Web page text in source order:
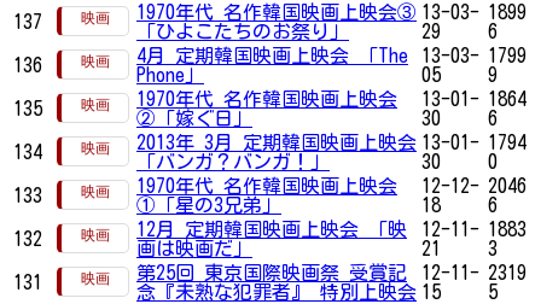
137
1970年代 名作韓国映画上映会③
「ひよこたちのお祭り」
13-03-
29
1899
6
136
4月 定期韓国映画上映会 「The
Phone」
13-03-
05
1799
9
135
1970年代 名作韓国映画上映会
②「嫁ぐ日」
13-01-
30
1864
6
134
2013年 3月 定期韓国映画上映会
「バンガ？バンガ！」
13-01-
30
1794
0
133
1970年代 名作韓国映画上映会
①「星の3兄弟」
12-12-
18
2046
6
132
12月 定期韓国映画上映会 「映
画は映画だ」
12-11-
21
1883
3
131
第25回 東京国際映画祭 受賞記
念『未熟な犯罪者』 特別上映会
12-11-
15
2319
5